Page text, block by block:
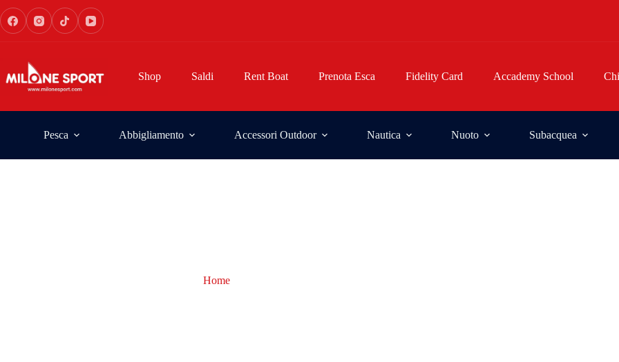
Shop Saldi Rent Boat Prenota Esca Fidelity Card Accademy School
Pesca Abbigliamento Accessori Outdoor Nautica Nuoto Subacquea
Home